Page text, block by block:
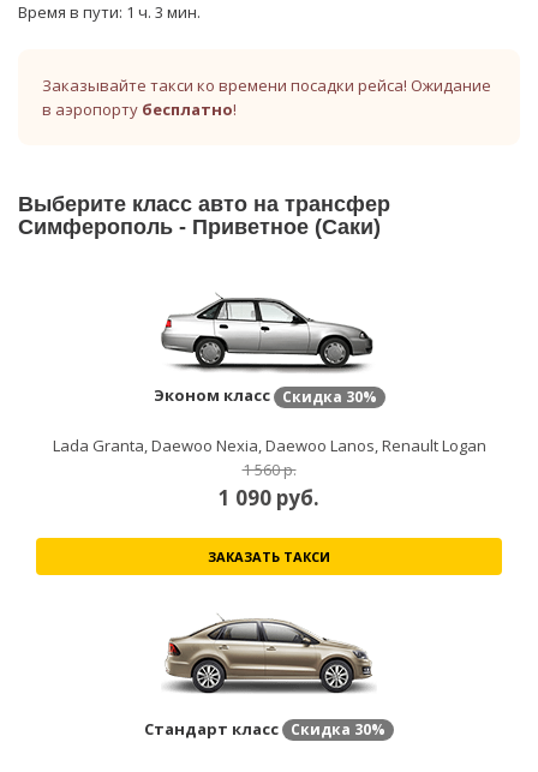
Время в пути: 1 ч. 3 мин.
Заказывайте такси ко времени посадки рейса! Ожидание
в аэропорту бесплатно!
Выберите класс авто на трансфер
Симферополь - Приветное (Саки)
Эконом класс Скидка 30%
Lada Granta, Daewoo Nexia, Daewoo Lanos, Renault Logan
1 560 р.
1 090 руб.
ЗАКАЗАТЬ ТАКСИ
Стандарт класс Скидка 30%